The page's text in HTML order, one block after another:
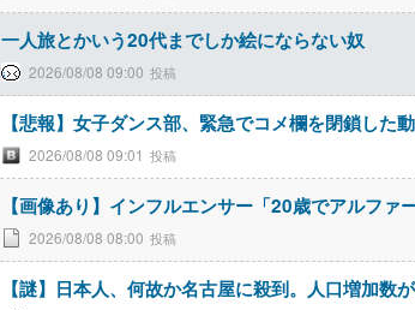
一人旅とかいう20代までしか絵にならない奴
2026/08/08 09:00
【悲報】女子ダンス部、緊急でコメ欄を閉鎖した
2026/08/08 09:01
【画像あり】インフルエンサー「20歳でアルファ
2026/08/08 08:00
【謎】日本人、何故か名古屋に殺到。人口増加数